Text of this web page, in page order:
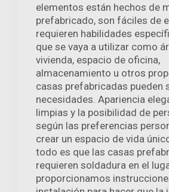
elementos están hechos de
prefabricado, son fáciles de
requieren habilidades
que se vaya a utilizar como
vivienda, espacio de oficina,
almacenamiento u otros
casas prefabricadas pueden
necesidades. Apariencia
limpias y la posibilidad de
según las preferencias
crear un espacio de vida
todo es que las casas
requieren soldadura en el
proporcionamos